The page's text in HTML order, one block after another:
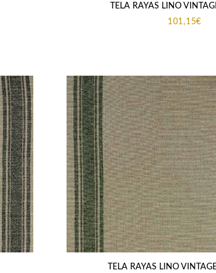
TELA RAYAS LINO
101,15€
TELA RAYAS LINO